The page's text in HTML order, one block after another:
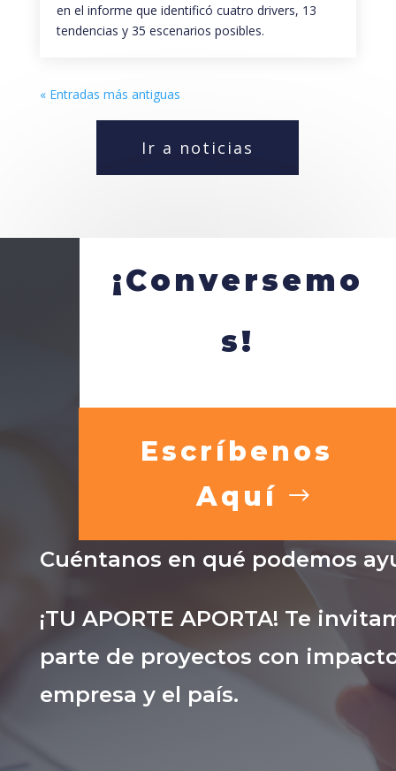
en el informe que identificó cuatro drivers, 13
tendencias y 35 escenarios posibles.
« Entradas más antiguas
Ir a noticias
¡Conversemo
s!
Escríbenos
Aquí
Cuéntanos en qué podemos
¡TU APORTE APORTA! Te
parte de proyectos con
empresa y el país.